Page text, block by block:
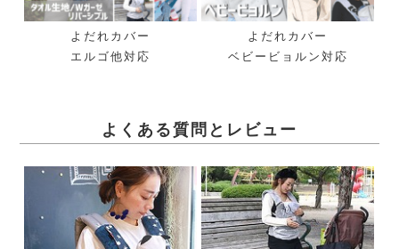
よだれカバー
エルゴ他対応
よだれカバー
ベビービョルン対応
よくある質問とレビュー